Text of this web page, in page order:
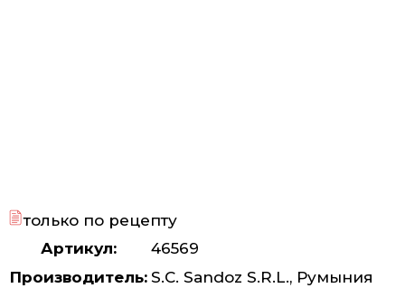
только по рецепту
Артикул:
46569
Производитель: S.C. Sandoz S.R.L., Румыния